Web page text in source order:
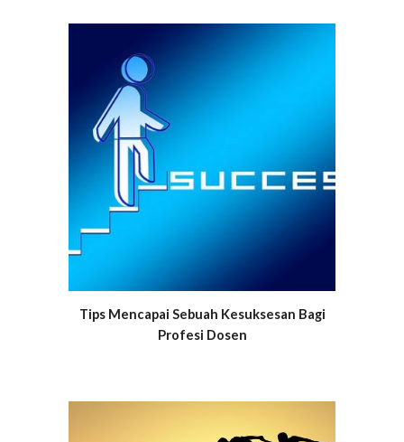
Tips Mencapai Sebuah Kesuksesan Bagi
Profesi Dosen